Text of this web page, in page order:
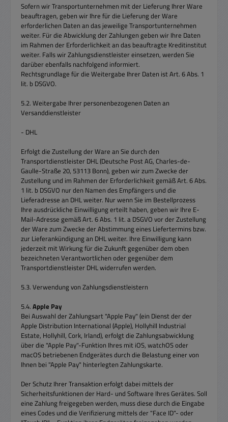
Sofern wir Transportunternehmen mit der Lieferung Ihrer Ware
beauftragen, geben wir Ihre für die Lieferung der Ware
erforderlichen Daten an das jeweilige Transportunternehmen
weiter. Für die Abwicklung der Zahlungen geben wir Ihre Daten
im Rahmen der Erforderlichkeit an das beauftragte Kreditinstitut
weiter. Falls wir Zahlungsdienstleister einsetzen, werden Sie
darüber ebenfalls nachfolgend informiert.
Rechtsgrundlage für die Weitergabe Ihrer Daten ist Art. 6 Abs. 1
lit. b DSGVO.
5.2. Weitergabe Ihrer personenbezogenen Daten an
Versanddienstleister
- DHL
Erfolgt die Zustellung der Ware an Sie durch den
Transportdienstleister DHL (Deutsche Post AG, Charles-de-
Gaulle-Straße 20, 53113 Bonn), geben wir zum Zwecke der
Zustellung und im Rahmen der Erforderlichkeit gemäß Art. 6 Abs.
1 lit. b DSGVO nur den Namen des Empfängers und die
Lieferadresse an DHL weiter. Nur wenn Sie im Bestellprozess
Ihre ausdrückliche Einwilligung erteilt haben, geben wir Ihre E-
Mail-Adresse gemäß Art. 6 Abs. 1 lit. a DSGVO vor der Zustellung
der Ware zum Zwecke der Abstimmung eines Liefertermins bzw.
zur Lieferankündigung an DHL weiter. Ihre Einwilligung kann
jederzeit mit Wirkung für die Zukunft gegenüber dem oben
bezeichneten Verantwortlichen oder gegenüber dem
Transportdienstleister DHL widerrufen werden.
5.3. Verwendung von Zahlungsdienstleistern
5.4. Apple Pay
Bei Auswahl der Zahlungsart "Apple Pay" (ein Dienst der der
Apple Distribution International (Apple), Hollyhill Industrial
Estate, Hollyhill, Cork, Irland), erfolgt die Zahlungsabwicklung
über die "Apple Pay"-Funktion Ihres mit iOS, watchOS oder
macOS betriebenen Endgerätes durch die Belastung einer von
Ihnen bei "Apple Pay" hinterlegten Zahlungskarte.
Der Schutz Ihrer Transaktion erfolgt dabei mittels der
Sicherheitsfunktionen der Hard- und Software Ihres Gerätes. Soll
eine Zahlung freigegeben werden, muss diese durch die Eingabe
eines Codes und die Verifizierung mittels der "Face ID"- oder